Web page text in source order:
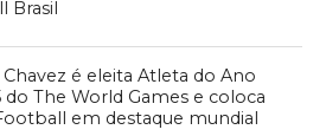
Brasil
é eleita Atleta do Ano
do The World Games e coloca
em destaque mundial